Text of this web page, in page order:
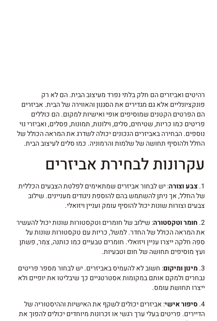
רהיטים ואביזרים הם חלק בלתי נפרד מעיצוב הבית. הם לא רק
פונקציונליים אלא גם מגדירים את הסגנון והאווירה של הבית. אביזרים
הם הפרטים הקטנים שמוסיפים אופי ואישיות למקום. הם כוללים
פריטים כמו כריות, שטיחים, סלים, וילונות, תמונות, פסלים, ואביזרי נוי
נוספים. הבחירה באביזרים הנכונים יכולה לשדרג את המראה הכולל של
החלל ולהוסיף תחושה של שלמות והרמוניה. כמו סלים לעיצוב הבית.
עקרונות לבחירת אביזרים
1. צבע וצורה: יש לבחור אביזרים שמתאימים לפלטת הצבעים הכללית
של החלל, אך ניתן להשתמש בהם להוספת ניגודים מעניינים. שילוב
צבעים וצורות שונות יכול להוסיף עומק ועניין ויזואלי.
2. חומר וטקסטורה: שילוב של חומרים וטקסטורות שונות יכול להעשיר
את המראה הכולל של החדר. למשל, כריות עם טקסטורות שונות על
ספה חלקה ייצרו עניין ויזואלי. חומרים טבעיים כמו כותנה, צמר, פשתן
ועץ מוסיפים תחושה של חום וטבעיות.
3. מינון ומיקום: חשוב לא להעמיס באביזרים. יש לבחור מספר פריטים
נבחרים ולמקם אותם במקומות אסטרטגיים כך שיבליטו את יופיים ולא
ייצרו תחושת עומס.
4. סיפור אישי: אביזרים יכולים לשקף את האישיות וההיסטוריה של
הדיירים. פריטים בעלי ערך רגשי או זכרונות מיוחדים יכולים להפוך את